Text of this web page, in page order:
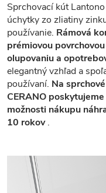
Sprchovací kút
úchytky zo zliatiny
používanie. Rámová
prémiovou
olupovaniu a
elegantný vzhľad a
používaní. Na
CERANO
možnosti nákupu
10 rokov.